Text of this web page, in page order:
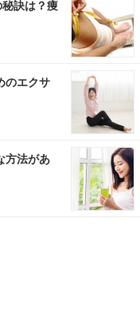
訣は？痩
のエクサ
方法があ